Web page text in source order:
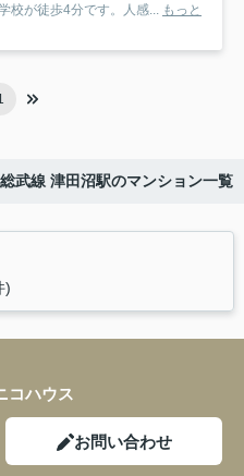
校が徒歩4分です。人感... もっと
総武線 津田沼駅のマンション一覧
)
コハウス
お問い合わせ